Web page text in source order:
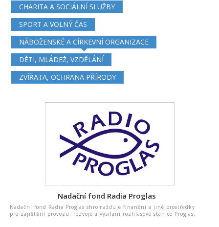
CHARITA A SOCIÁLNÍ SLUŽBY
SPORT A VOLNÝ ČAS
NÁBOŽENSKÉ A CÍRKEVNÍ ORGANIZACE
DĚTI, MLÁDEŽ, VZDĚLÁNÍ
ZVÍŘATA, OCHRANA PŘÍRODY
Nadační fond Radia Proglas
Nadační fond Radia Proglas shromažďuje finanční a jiné prostředky
pro zajištění provozu, rozvoje a vysílání rozhlasové stanice Proglas.